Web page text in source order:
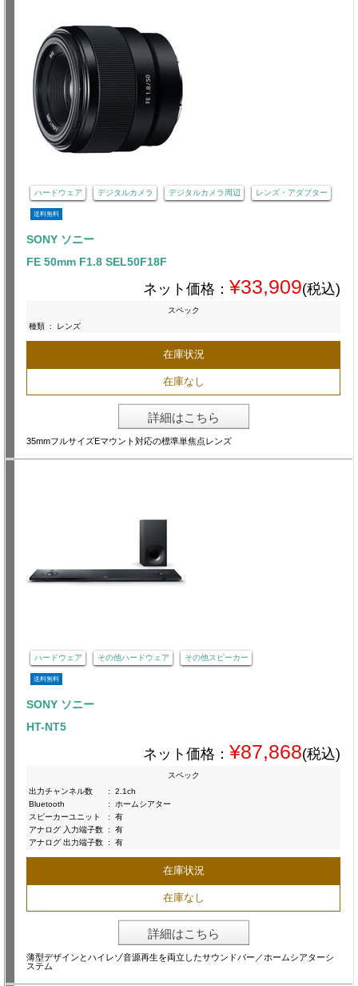
ハードウェア デジタルカメラ デジタルカメラ周辺 レンズ・アダプター
送料無料
SONY ソニー
FE 50mm F1.8 SEL50F18F
ネット価格： ¥33,909(税込)
スペック
種類 : レンズ
在庫状況
在庫なし
詳細はこちら
35mmフルサイズEマウント対応の標準単焦点レンズ
ハードウェア その他ハードウェア その他スピーカー
送料無料
SONY ソニー
HT-NT5
ネット価格： ¥87,868(税込)
スペック
出力チャンネル数
:
2.1ch
Bluetooth
:
ホームシアター
スピーカーユニット
:
有
アナログ 入力端子数 :
有
アナログ 出力端子数 : 有
在庫状況
在庫なし
詳細はこちら
薄型デザインとハイレゾ音源再生を両立したサウンドバー／ホームシアターシ
ステム